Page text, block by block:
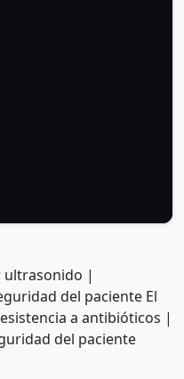
ultrasonido |
del paciente El
a antibióticos |
del paciente